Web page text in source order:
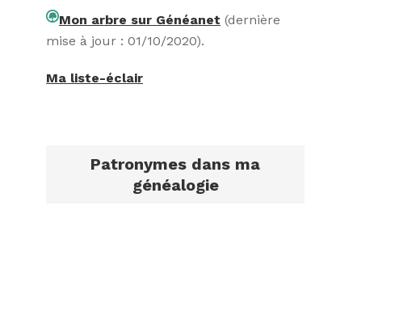
Mon arbre sur Généanet (dernière
mise à jour : 01/10/2020).
Ma liste-éclair
Patronymes dans ma
généalogie